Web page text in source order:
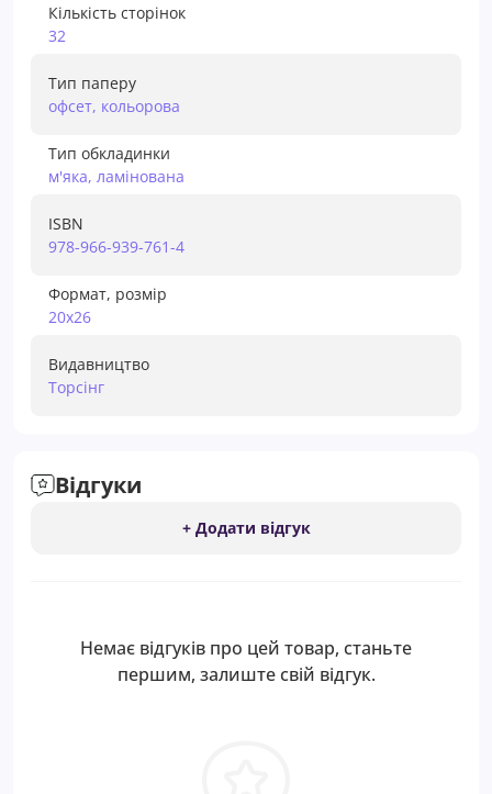
Кількість сторінок
32
Тип паперу
офсет, кольорова
Тип обкладинки
м'яка, ламінована
ISBN
978-966-939-761-4
Формат, розмір
20х26
Видавництво
Торсiнг
Відгуки
+ Додати відгук
Немає відгуків про цей товар, станьте
першим, залиште свій відгук.